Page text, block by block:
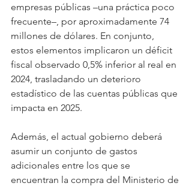
empresas públicas –una práctica poco
frecuente–, por aproximadamente 74
millones de dólares. En conjunto,
estos elementos implicaron un déficit
fiscal observado 0,5% inferior al real en
2024, trasladando un deterioro
estadístico de las cuentas públicas que
impacta en 2025.
Además, el actual gobierno deberá
asumir un conjunto de gastos
adicionales entre los que se
encuentran la compra del Ministerio de